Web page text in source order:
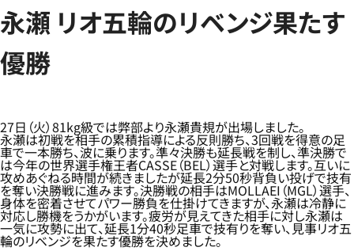
永瀬 リオ五輪のリベンジ果たす
優勝
27日（火）81kg級では弊部より永瀬貴規が出場しました。
永瀬は初戦を相手の累積指導による反則勝ち、3回戦を得意の足
車で一本勝ち、波に乗ります。準々決勝も延長戦を制し、準決勝で
は今年の世界選手権王者CASSE（BEL）選手と対戦します。互いに
攻めあぐねる時間が続きましたが延長2分50秒背負い投げで技有
を奪い決勝戦に進みます。決勝戦の相手はMOLLAEI（MGL）選手、
身体を密着させてパワー勝負を仕掛けてきますが、永瀬は冷静に
対応し勝機をうかがいます。疲労が見えてきた相手に対し永瀬は
一気に攻勢に出て、延長1分40秒足車で技有りを奪い、見事リオ五
輪のリベンジを果たす優勝を決めました。